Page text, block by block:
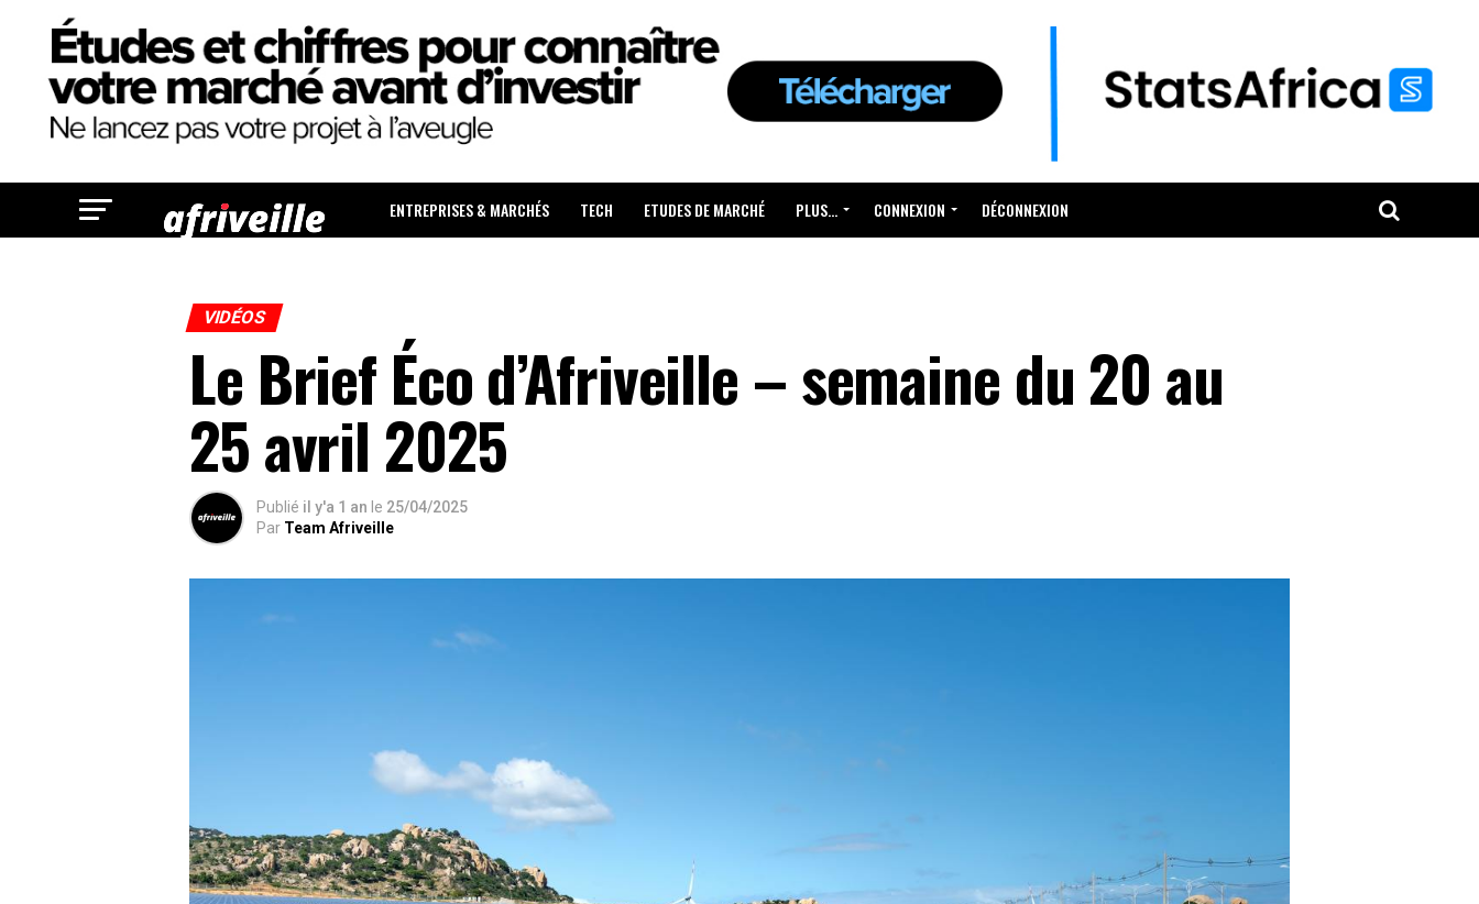
ENTREPRISES & MARCHÉS TECH ETUDES DE MARCHÉ PLUS… CONNEXION DÉCONNEXION
VIDÉOS
Le Brief Éco d’Afriveille – semaine du 20 au
25 avril 2025
Publié il y'a 1 an le 25/04/2025
Par Team Afriveille